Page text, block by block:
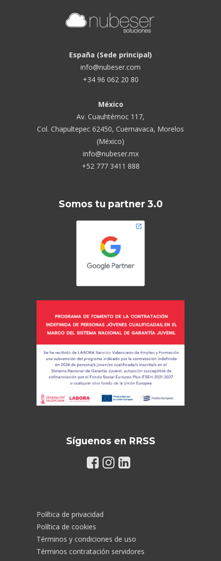
España (Sede principal)
info@nubeser.com
+34 96 062 20 80
México
Av. Cuauhtémoc 117,
Col. Chapultepec 62450, Cuernavaca, Morelos
(México)
info@nubeser.mx
+52 777 3411 888
Somos tu partner 3.0
Síguenos en RRSS
Política de privacidad
Política de cookies
Términos y condiciones de uso
Términos contratación servidores